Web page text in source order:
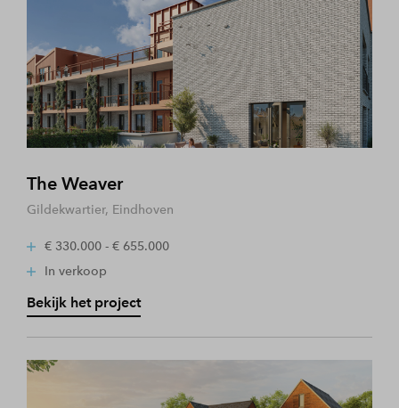
The Weaver
Gildekwartier, Eindhoven
€ 330.000 - € 655.000
In verkoop
Bekijk het project